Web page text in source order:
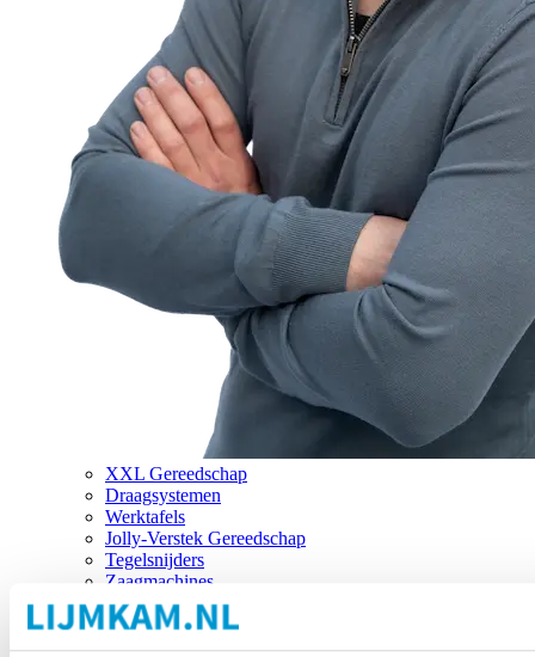
XXL Gereedschap
Draagsystemen
Werktafels
Jolly-Verstek Gereedschap
Tegelsnijders
Zaagmachines
Merken